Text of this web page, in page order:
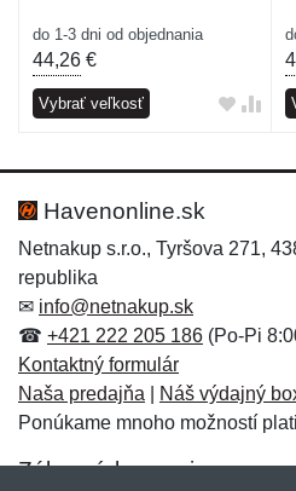
do 1-3 dni od objednania
44,26 €
Vybrať veľkosť
Havenonline.sk
Netnakup s.r.o., Tyršova 271,
republika
✉ info@netnakup.sk
☎ +421 222 205 186 (Po-Pi
Kontaktný formulár
Naša predajňa
Náš výdajný
Ponúkame mnoho možností
Zákaznícky servis